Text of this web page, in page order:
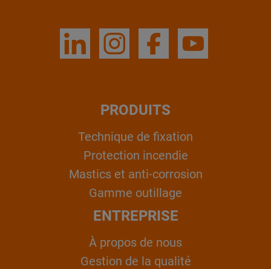
PRODUITS
Technique de fixation
Protection incendie
Mastics et anti-corrosion
Gamme outillage
ENTREPRISE
À propos de nous
Gestion de la qualité